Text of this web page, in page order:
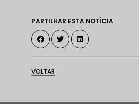
PARTILHAR ESTA NOTÍCIA
VOLTAR